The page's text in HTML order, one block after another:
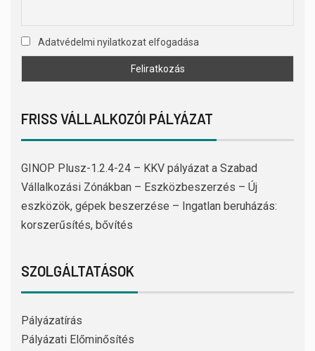
Adatvédelmi nyilatkozat elfogadása
FRISS VÁLLALKOZÓI PÁLYÁZAT
GINOP Plusz-1.2.4-24 – KKV pályázat a Szabad
Vállalkozási Zónákban – Eszközbeszerzés – Új
eszközök, gépek beszerzése – Ingatlan beruházás:
korszerűsítés, bővítés
SZOLGÁLTATÁSOK
Pályázatírás
Pályázati Előminősítés